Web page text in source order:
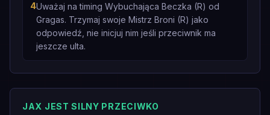
4Uważaj na timing Wybuchająca Beczka (R) od
Gragas. Trzymaj swoje Mistrz Broni (R) jako
odpowiedź, nie inicjuj nim jeśli przeciwnik ma
jeszcze ulta.
JAX JEST SILNY PRZECIWKO